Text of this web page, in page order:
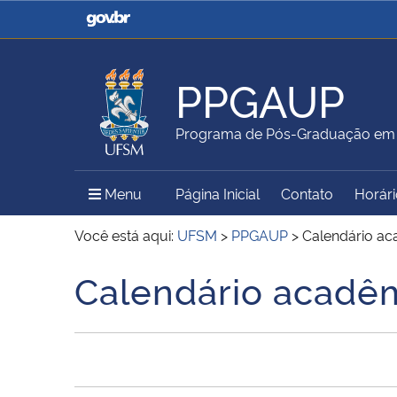
Casa Civil
Ministério da Justiça e
Ministério da Agricultura,
Pecuária e Abastecimento
Ministério da Educação
Ministério do Meio Ambiente Ministério do Turismo
Secretaria de Governo
Gabinete de Segurança
PPGAUP
Programa de Pós-Graduação
Menu Menu Principal do Sítio
Página Inicial Contato
Você está aqui: UFSM > PPGAUP >Calendário
Início do conteúdo
Calendário